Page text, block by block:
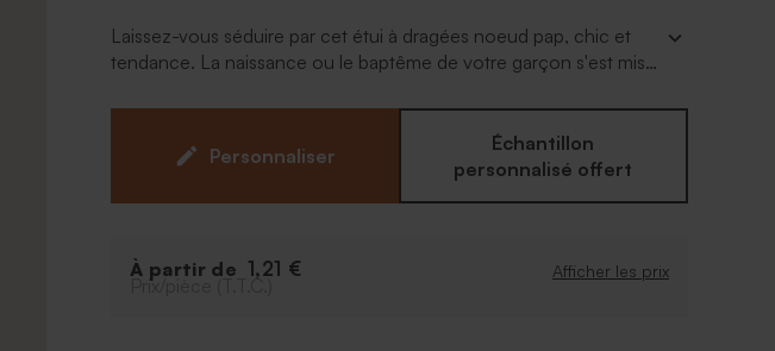
Laissez-vous séduire par cet étui à dragées noeud pap, chic et
tendance. La naissance ou le baptême de votre garçon s'est mis
est fournie pour le montage et le sachet plastique pour vos
gourmandises.
Personnaliser
Échantillon
personnalisé offert
À partir de 1,21 € Afficher les prix
Prix/pièce (T.T.C.)